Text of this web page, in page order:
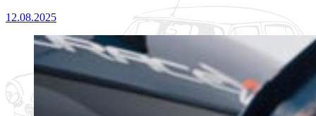
12.08.2025